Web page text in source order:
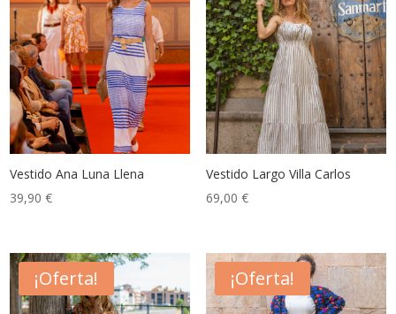
55,00 €.29,00 €.
Vestido Ana Luna Llena
39,90€
Vestido Largo Villa Carlos
69,00 €
¡Oferta! ¡Oferta!